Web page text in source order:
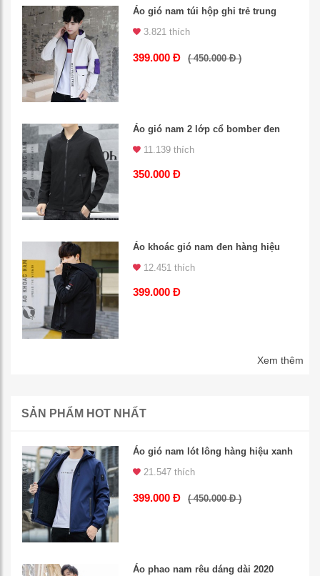
Áo gió nam túi hộp ghi trẻ trung
3.821 thích
399.000 Đ ( 450.000 Đ )
Áo gió nam 2 lớp cổ bomber đen
11.139 thích
350.000 Đ
Áo khoác gió nam đen hàng hiệu
12.451 thích
399.000 Đ
Xem thêm
SẢN PHẨM HOT NHẤT
Áo gió nam lót lông hàng hiệu xanh
21.547 thích
399.000 Đ ( 450.000 Đ )
Áo phao nam rêu dáng dài 2020